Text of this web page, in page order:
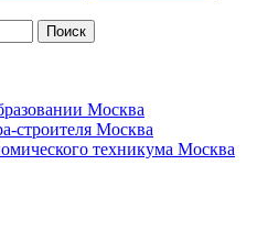
Москва
строителя Москва
техникума Москва